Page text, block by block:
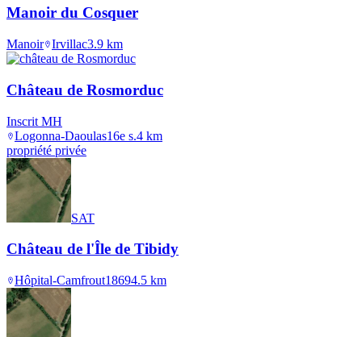
Manoir du Cosquer
Manoir Irvillac3.9 km
Château de Rosmorduc
Inscrit MH
Logonna-Daoulas16e s.4 km
propriété privée
SAT
Château de l'Île de Tibidy
Hôpital-Camfrout18694.5 km